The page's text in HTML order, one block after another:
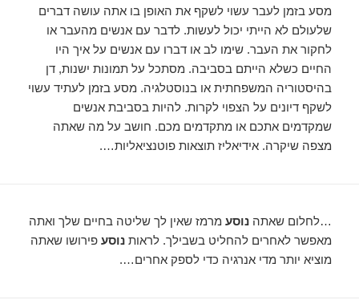
מסע בזמן לעבר עשוי לשקף את האופן בו אתה עושה דברים
שלעולם לא הייתי יכול לעשות. לדבר עם אנשים מהעבר או
לחקור את העבר. שימו לב או דברו עם אנשים על איך היו
החיים כשלא הייתם בסביבה. מסתכל על תמונות ישנות, דן
בהיסטוריה המשפחתית או בנוסטלגיה. מסע בזמן לעתיד עשוי
לשקף דיונים על הצפוי לקרות. להיות בסביבת אנשים
שמקדמים אתכם או מתקדמים מכם. חושב על מה שאתה
מצפה שיקרה. אידיאליז תוצאות פוטנציאליות….
…לחלום שאתהנוסע מרמז שאין לך שליטה בחיים שלך ואתה
מאפשר לאחרים להחליט בשבילך. לראותנוסע פירושו שאתה
מוציא יותר מדי אנרגיה כדי לספק אחרים….